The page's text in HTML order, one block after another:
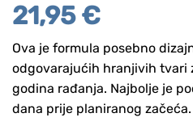
21,95€
Ova je formula posebno
odgovarajućih hranjivih tvari
godina rađanja. Najbolje je
dana prije planiranog začeća.